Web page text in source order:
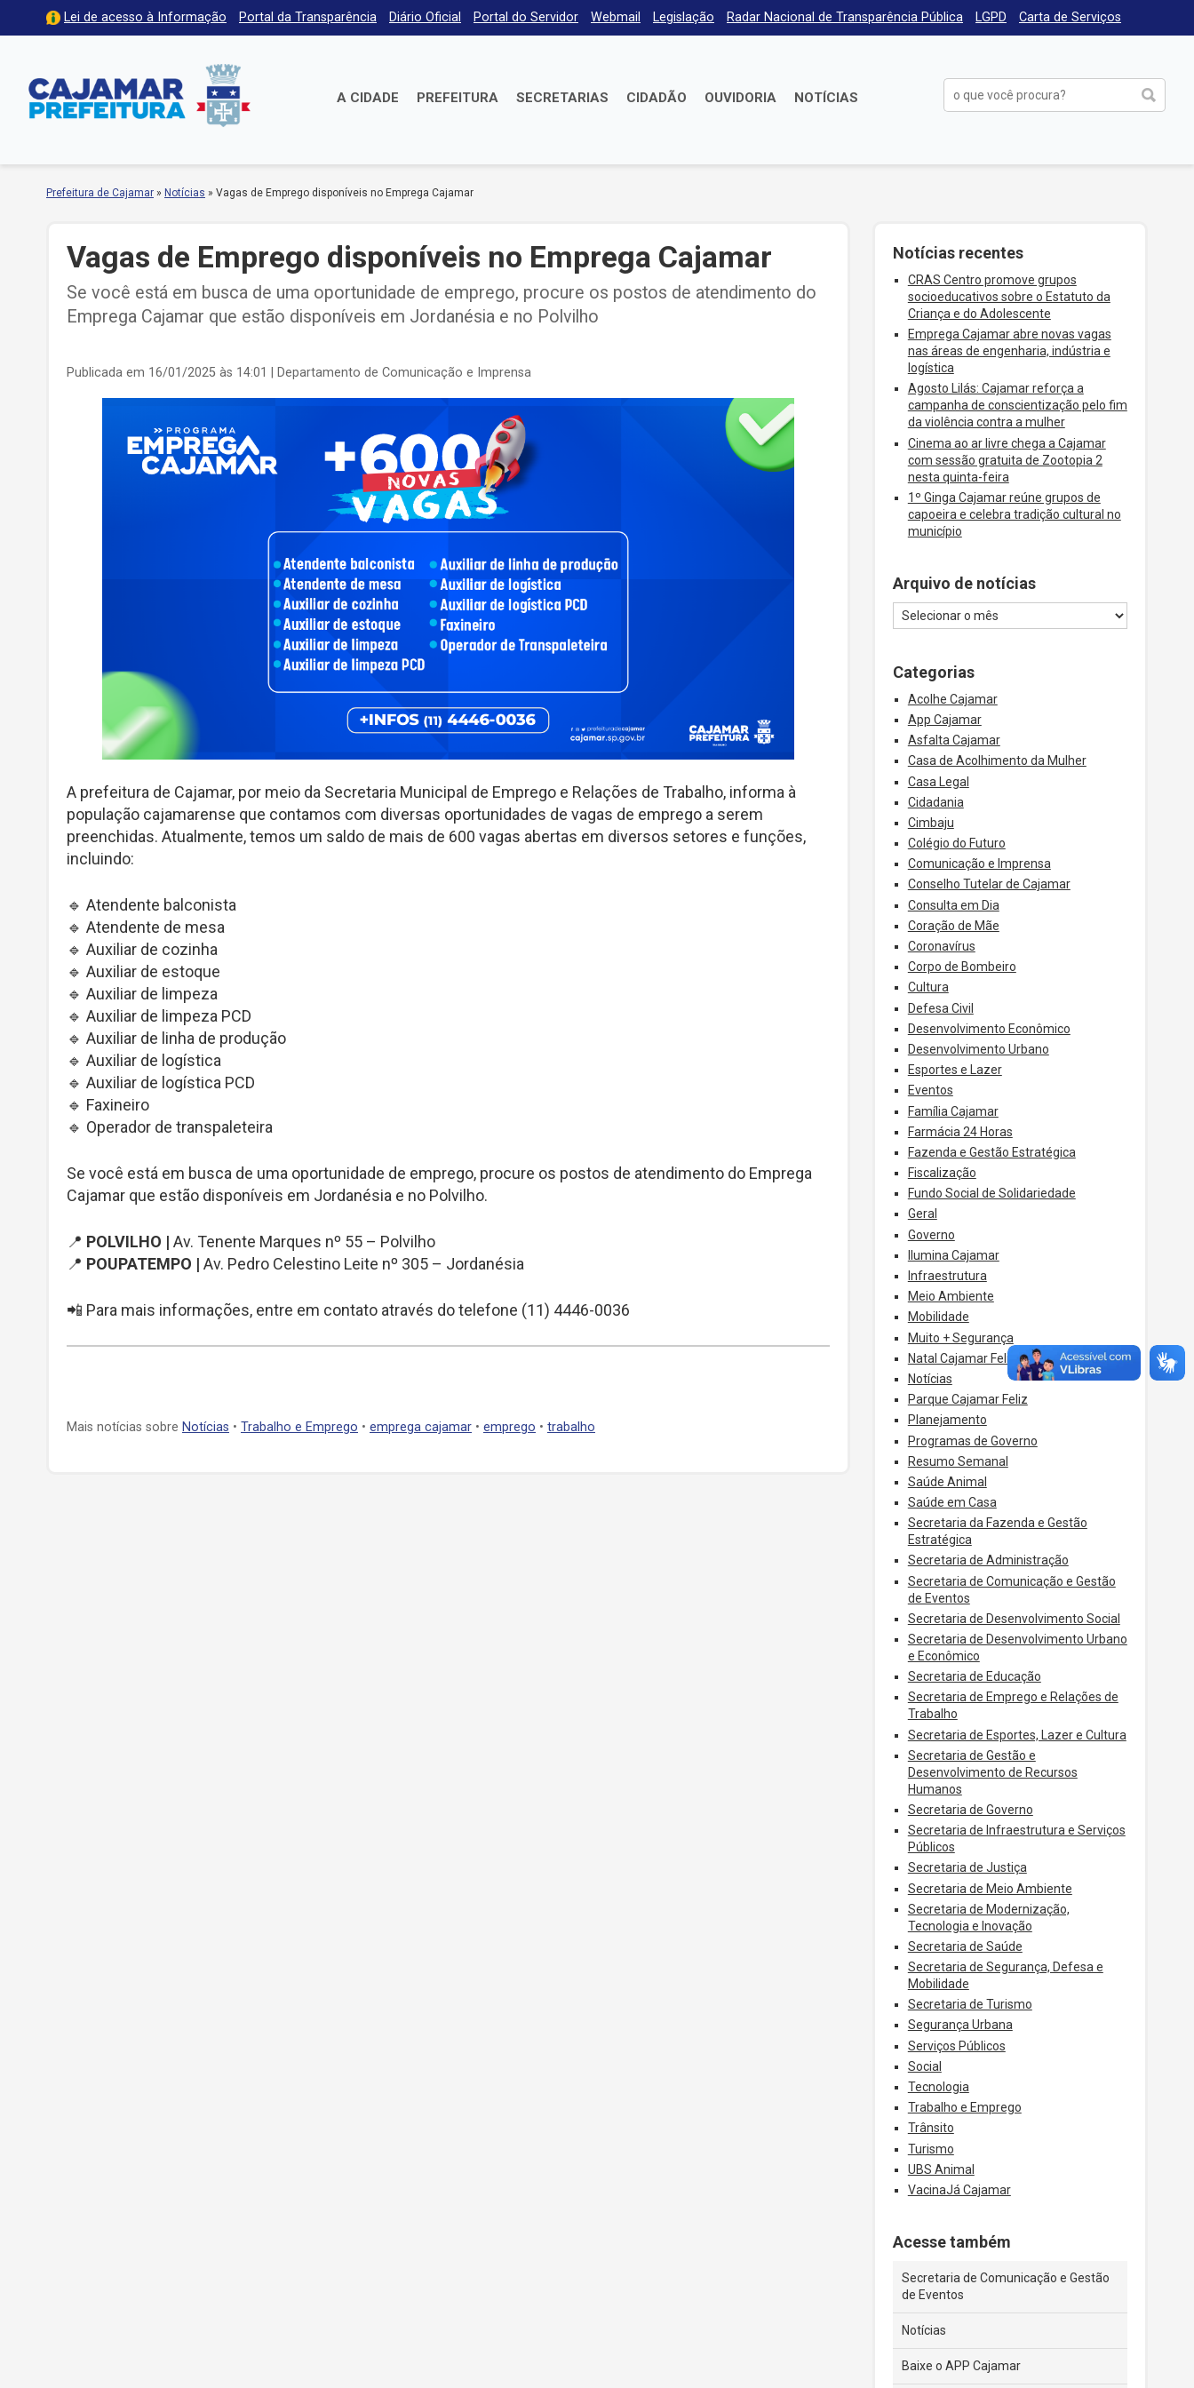
Lei de acesso à Informação Portal da Transparência Diário Oficial Portal do Servidor Webmail Legislação Radar Nacional de Transparência Pública LGPD Carta de Serviços
A CIDADE PREFEITURA SECRETARIAS CIDADÃO OUVIDORIA NOTÍCIAS
Prefeitura de Cajamar » Notícias » Vagas de Emprego disponíveis no Emprega Cajamar
Vagas de Emprego disponíveis no Emprega Cajamar
Se você está em busca de uma oportunidade de emprego, procure os postos de atendimento do
Emprega Cajamar que estão disponíveis em Jordanésia e no Polvilho
Publicada em 16/01/2025 às 14:01 | Departamento de Comunicação e Imprensa
A prefeitura de Cajamar, por meio da Secretaria Municipal de Emprego e Relações de Trabalho, informa à
população cajamarense que contamos com diversas oportunidades de vagas de emprego a serem
preenchidas. Atualmente, temos um saldo de mais de 600 vagas abertas em diversos setores e funções,
incluindo:
🔹 Atendente balconista
🔹 Atendente de mesa
🔹 Auxiliar de cozinha
🔹 Auxiliar de estoque
🔹 Auxiliar de limpeza
🔹 Auxiliar de limpeza PCD
🔹 Auxiliar de linha de produção
🔹 Auxiliar de logística
🔹 Auxiliar de logística PCD
🔹 Faxineiro
🔹 Operador de transpaleteira
Se você está em busca de uma oportunidade de emprego, procure os postos de atendimento do Emprega
Cajamar que estão disponíveis em Jordanésia e no Polvilho.
📍 POLVILHO | Av. Tenente Marques nº 55 – Polvilho
📍 POUPATEMPO | Av. Pedro Celestino Leite nº 305 – Jordanésia
📲 Para mais informações, entre em contato através do telefone (11) 4446-0036
Mais notícias sobre Notícias • Trabalho e Emprego • emprega cajamar • emprego • trabalho
Notícias recentes
CRAS Centro promove grupos
socioeducativos sobre o Estatuto da
Criança e do Adolescente
Emprega Cajamar abre novas vagas
nas áreas de engenharia, indústria e
logística
Agosto Lilás: Cajamar reforça a
campanha de conscientização pelo fim
da violência contra a mulher
Cinema ao ar livre chega a Cajamar
com sessão gratuita de Zootopia 2
nesta quinta-feira
1º Ginga Cajamar reúne grupos de
capoeira e celebra tradição cultural no
município
Arquivo de notícias
Categorias
Acolhe Cajamar
App Cajamar
Asfalta Cajamar
Casa de Acolhimento da Mulher
Casa Legal
Cidadania
Cimbaju
Colégio do Futuro
Comunicação e Imprensa
Conselho Tutelar de Cajamar
Consulta em Dia
Coração de Mãe
Coronavírus
Corpo de Bombeiro
Cultura
Defesa Civil
Desenvolvimento Econômico
Desenvolvimento Urbano
Esportes e Lazer
Eventos
Família Cajamar
Farmácia 24 Horas
Fazenda e Gestão Estratégica
Fiscalização
Fundo Social de Solidariedade
Geral
Governo
Ilumina Cajamar
Infraestrutura
Meio Ambiente
Mobilidade
Muito + Segurança
Natal Cajamar Feliz
Notícias
Parque Cajamar Feliz
Planejamento
Programas de Governo
Resumo Semanal
Saúde Animal
Saúde em Casa
Secretaria da Fazenda e Gestão
Estratégica
Secretaria de Administração
Secretaria de Comunicação e Gestão
de Eventos
Secretaria de Desenvolvimento Social
Secretaria de Desenvolvimento Urbano
e Econômico
Secretaria de Educação
Secretaria de Emprego e Relações de
Trabalho
Secretaria de Esportes, Lazer e Cultura
Secretaria de Gestão e
Desenvolvimento de Recursos
Humanos
Secretaria de Governo
Secretaria de Infraestrutura e Serviços
Públicos
Secretaria de Justiça
Secretaria de Meio Ambiente
Secretaria de Modernização,
Tecnologia e Inovação
Secretaria de Saúde
Secretaria de Segurança, Defesa e
Mobilidade
Secretaria de Turismo
Segurança Urbana
Serviços Públicos
Social
Tecnologia
Trabalho e Emprego
Trânsito
Turismo
UBS Animal
VacinaJá Cajamar
Acesse também
Secretaria de Comunicação e Gestão
de Eventos
Notícias
Baixe o APP Cajamar